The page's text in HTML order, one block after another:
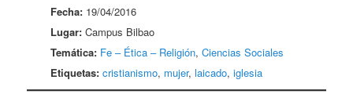
Fecha: 19/04/2016
Lugar: Campus Bilbao
Temática: Fe – Ética – Religión,Ciencias Sociales
Etiquetas: cristianismo, mujer,laicado,iglesia